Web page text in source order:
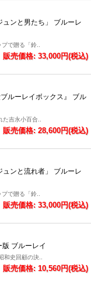
ンと男たち」 ブルーレ
で贈る「鈴..
販売価格: 33,000円(税込)
ルーレイボックス』 ブル
吉永小百合..
販売価格: 28,600円(税込)
ンと流れ者」 ブルーレ
で贈る「鈴..
販売価格: 33,000円(税込)
ブルーレイ
史回顧の決..
販売価格: 10,560円(税込)